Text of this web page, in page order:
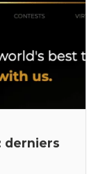
derniers